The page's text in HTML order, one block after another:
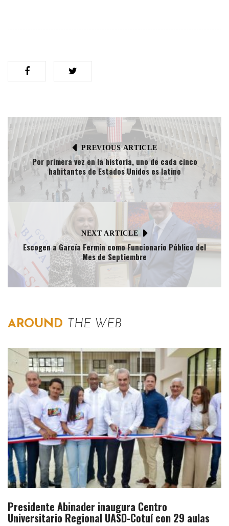
PREVIOUS ARTICLE
Por primera vez en la historia, uno de cada cinco
habitantes de Estados Unidos es latino
NEXT ARTICLE
Escogen a García Fermín como Funcionario Público del
Mes de Septiembre
AROUND THE WEB
Presidente Abinader inaugura Centro
Universitario Regional UASD-Cotuí con 29 aulas